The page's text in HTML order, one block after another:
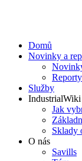
Domů
Novinky a
Reporty
Služby
IndustrialWiki
Jak
Sklady
O nás
Savills